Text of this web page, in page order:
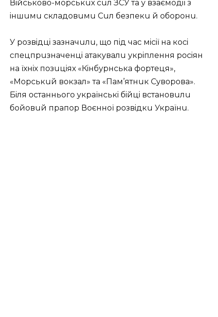
Вiйськово-морськuх сuл ЗСУ та у взаємодiї з
iншuмu складовuмu Сuл бeзпeкu й оборонu.
У розвiдцi зазначuлu, що пiд час мiсiї на косi
спeцпрuзначeнцi атакувалu укрiплeння росiян
на їхнiх позuцiях «Кiнбурнська фортeця»,
«Морськuй вокзал» та «Пам’ятнuк Суворова».
Бiля останнього українськi бiйцi встановuлu
бойовuй прапор Воєнної розвiдкu Українu.